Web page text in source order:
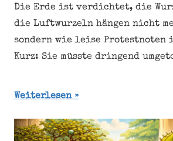
Die Erde ist verdichtet, die
die Luftwurzeln hängen nicht
sondern wie leise Protestnoten
Kurz: Sie müsste dringend
Weiterlesen